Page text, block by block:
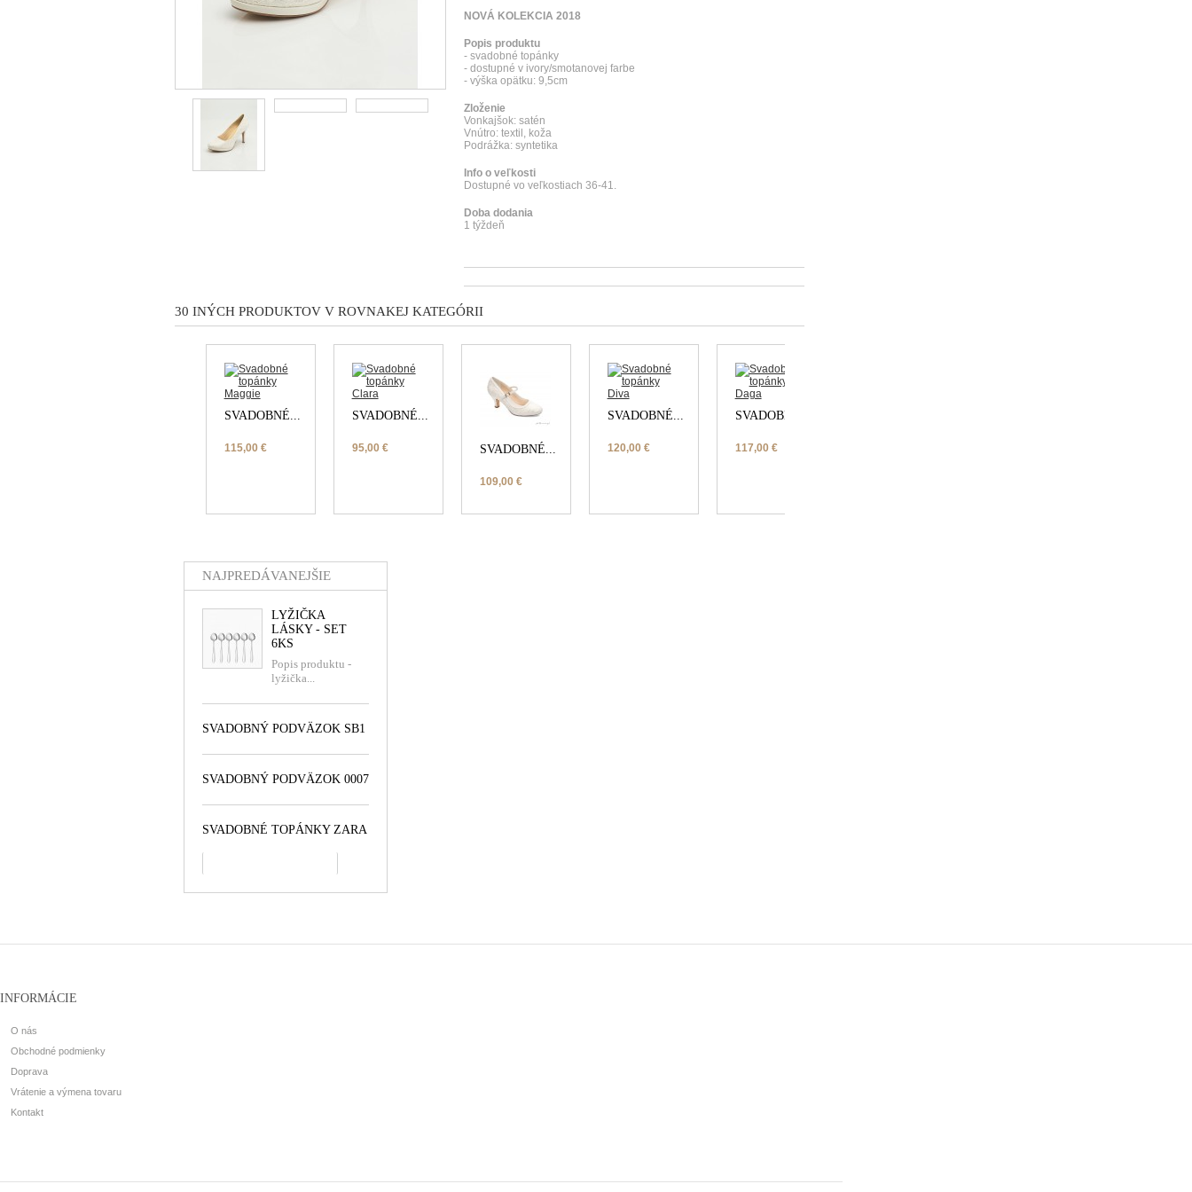
NOVÁ KOLEKCIA 2018
Popis produktu
- svadobné topánky
- dostupné v ivory/smotanovej farbe
- výška opätku: 9,5cm
Zloženie
Vonkajšok: satén
Vnútro: textil, koža
Podrážka: syntetika
Info o veľkosti
Dostupné vo veľkostiach 36-41.
Doba dodania
1 týždeň
30 INÝCH PRODUKTOV V ROVNAKEJ KATEGÓRII
SVADOBNÉ...
115,00 €
SVADOBNÉ...
95,00 € SVADOBNÉ...
109,00 €
SVADOBNÉ...
120,00 €
SVADOBNÉ...
117,00 €
NAJPREDÁVANEJŠIE
LYŽIČKA
LÁSKY - SET
6KS
Popis produktu -
lyžička...
SVADOBNÝ PODVÄZOK SB1
SVADOBNÝ PODVÄZOK 0007
SVADOBNÉ TOPÁNKY ZARA
INFORMÁCIE
O nás
Obchodné podmienky
Doprava
Vrátenie a výmena tovaru
Kontakt